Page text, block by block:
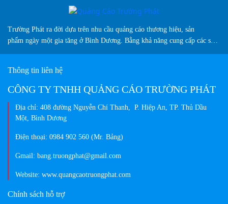
Trường Phát ra đời dựa trên nhu cầu quảng cáo thương hiệu, sản
phẩm ngày một gia tăng ở Bình Dương. Bằng khả năng cung cấp các sản
Thông tin liên hệ
CÔNG TY TNHH QUẢNG CÁO TRƯỜNG PHÁT
Địa chỉ: 408 đường Nguyễn Chí Thanh, P. Hiệp An, TP. Thủ Dầu
Một, Bình Dương
Điện thoại: 0984 902 560 (Mr. Bảng)
Gmail: bang.truongphat@gmail.com
Website: www.quangcaotruongphat.com
Chính sách hỗ trợ